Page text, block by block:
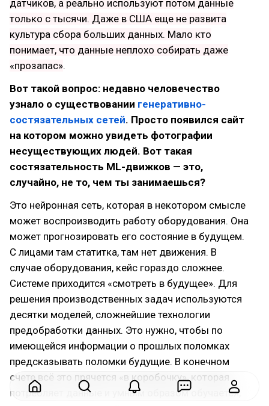
датчиков, а реально используют потом данные
только с тысячи. Даже в США еще не развита
культура сбора больших данных. Мало кто
понимает, что данные неплохо собирать даже
«прозапас».
Вот такой вопрос: недавно человечество
узнало о существовании генеративно-
состязательных сетей. Просто появился сайт
на котором можно увидеть фотографии
несуществующих людей. Вот такая
состязательность ML-движков — это,
случайно, не то, чем ты занимаешься?
Это нейронная сеть, которая в некотором смысле
может воспроизводить работу оборудования. Она
может прогнозировать его состояние в будущем.
С лицами там статитка, там нет движения. В
случае оборудования, кейс гораздо сложнее.
Системе приходится «смотреть в будущее». Для
решения производственных задач используются
десятки моделей, сложнейшие технологии
предобработки данных. Это нужно, чтобы по
имеющейся информации о прошлых поломках
предсказывать поломки будущие. В конечном
счете всё это прячется «в коробочку», которая
потребляет данные и умным образом обучается,